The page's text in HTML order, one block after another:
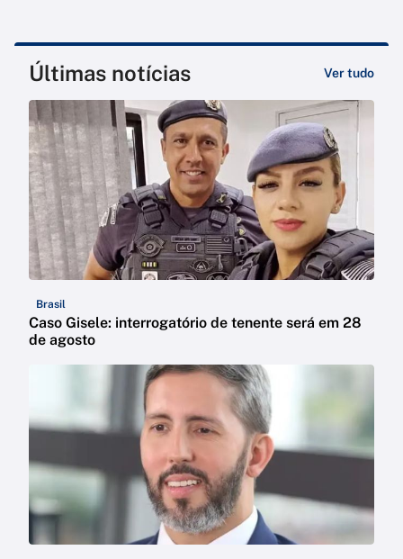
Últimas notícias Ver tudo
Brasil
Caso Gisele: interrogatório de tenente será em 28
de agosto